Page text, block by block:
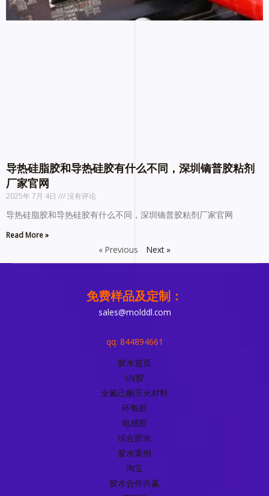
导热硅脂胶和导热硅胶有什么不同，深圳镝普胶粘剂
厂家官网
2025年 7月 4日 没有评论
导热硅脂胶和导热硅胶有什么不同，深圳镝普胶粘剂厂家官网
Read More »
« Previous Next »
免费样品及定制：
sales@molddl.com
qq: 844894661
胶水首页
UV胶
全氟己酮灭火材料
环氧胶
电感胶
综合胶水
胶水案例
淘宝
胶水合作共赢